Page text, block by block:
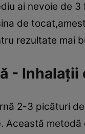
ai nevoie de
de
rezultate mai
-
2-3 picături
Această